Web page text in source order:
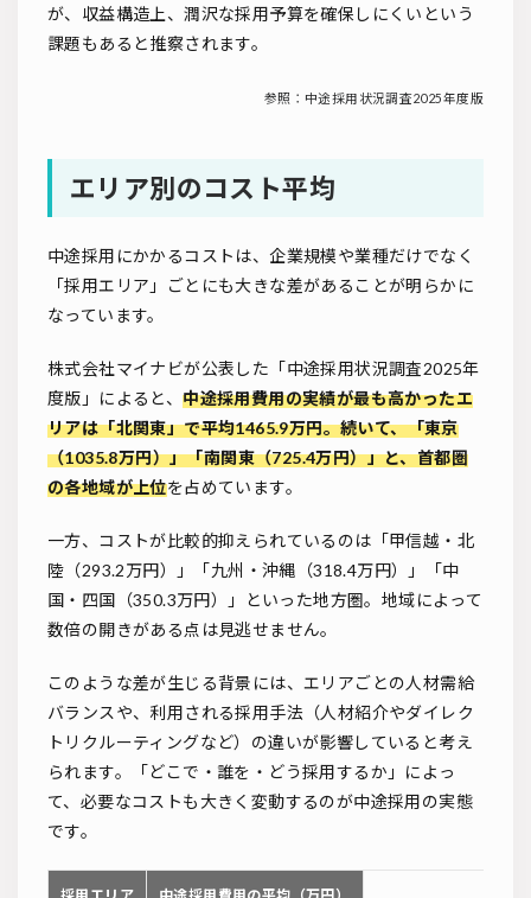
が、収益構造上、潤沢な採用予算を確保しにくいという
課題もあると推察されます。
参照：中途採用状況調査2025年度版
エリア別のコスト平均
中途採用にかかるコストは、企業規模や業種だけでなく
「採用エリア」ごとにも大きな差があることが明らかに
なっています。
株式会社マイナビが公表した「中途採用状況調査2025年
度版」によると、中途採用費用の実績が最も高かったエ
リアは「北関東」で平均1465.9万円。続いて、「東京
（1035.8万円）」「南関東（725.4万円）」と、首都圏
の各地域が上位を占めています。
一方、コストが比較的抑えられているのは「甲信越・北
陸（293.2万円）」「九州・沖縄（318.4万円）」「中
国・四国（350.3万円）」といった地方圏。地域によって
数倍の開きがある点は見逃せません。
このような差が生じる背景には、エリアごとの人材需給
バランスや、利用される採用手法（人材紹介やダイレク
トリクルーティングなど）の違いが影響していると考え
られます。「どこで・誰を・どう採用するか」によっ
て、必要なコストも大きく変動するのが中途採用の実態
です。